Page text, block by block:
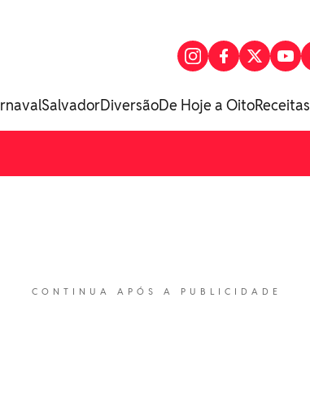
SalvadorDiversãoDe Hoje a OitoReceitas
CONTINUA APÓS A PUBLICIDADE